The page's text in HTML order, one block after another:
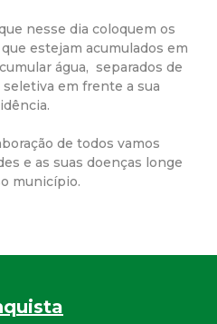
nesse dia coloquem os
estejam acumulados em
água, separados de
em frente a sua
de todos vamos
e as suas doenças longe
município.